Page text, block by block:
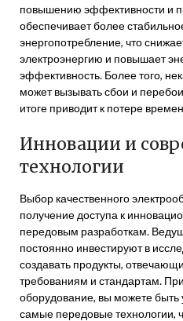
повышению эффективности и
обеспечивает более
энергопотребление, что
электроэнергию и повышает
эффективность. Более того,
может вызывать сбои и
итоге приводит к потере
Инновации и
технологии
Выбор качественного
получение доступа к
передовым разработкам.
постоянно инвестируют в
создавать продукты,
требованиям и стандартам.
оборудование, вы можете быть
самые передовые технологии,